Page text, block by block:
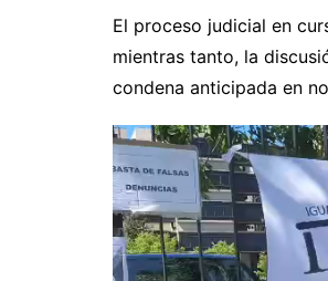
El proceso judicial en
mientras tanto, la
condena anticipada en